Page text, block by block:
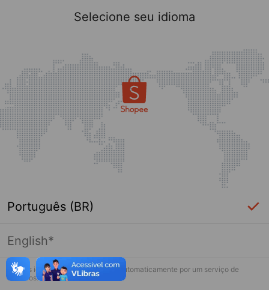
Página indisponível
Desculpe, algo deu errado. Faça login
Selecione seu idioma
Português (BR)
English*
* Esses idiomas serão traduzidos automaticamente por um serviço de
terceiros.